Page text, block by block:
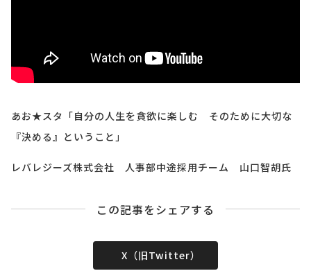
あお★スタ「自分の人生を貪欲に楽しむ そのために大切な
『決める』ということ」
レバレジーズ株式会社 人事部中途採用チーム 山口智胡氏
この記事をシェアする
X（旧Twitter）